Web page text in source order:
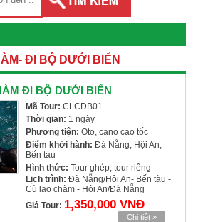
ĐI BỘ DƯỚI BIỂN
ĐI BỘ DƯỚI BIỂN
Mã Tour: CLCDB01
Thời gian: 1 ngày
Phương tiện: Oto, cano cao tốc
Điểm khởi hành: Đà Nẵng, Hội An,
Bến tàu
Hình thức: Tour ghép, tour riêng
Lịch trình: Đà Nẵng/Hội An- Bến tàu -
Cù lao chàm - Hội An/Đà Nẵng
Giá Tour: 1,350,000 VNĐ
Chi tiết »